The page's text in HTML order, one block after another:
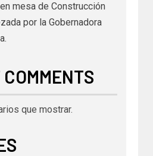
mesa de Construcción
por la Gobernadora
que mostrar.